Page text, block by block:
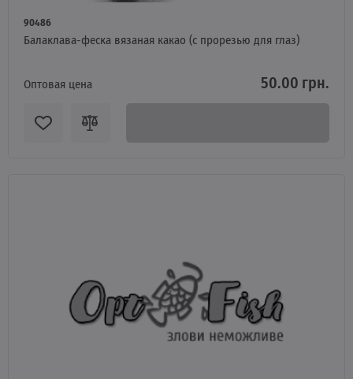
90486
Балаклава-феска вязаная какао (с прорезью для глаз)
Оптовая цена 50.00 грн.